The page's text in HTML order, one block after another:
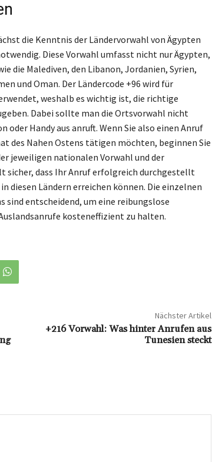
die Kenntnis der Ländervorwahl von Ägypten
Diese Vorwahl umfasst nicht nur Ägypten,
die Malediven, den Libanon, Jordanien, Syrien,
und Oman. Der Ländercode +96 wird für
weshalb es wichtig ist, die richtige
Dabei sollte man die Ortsvorwahl nicht
Handy aus anruft. Wenn Sie also einen Anruf
des Nahen Ostens tätigen möchten, beginnen Sie
jeweiligen nationalen Vorwahl und der
sicher, dass Ihr Anruf erfolgreich durchgestellt
diesen Ländern erreichen können. Die einzelnen
sind entscheidend, um eine reibungslose
kosteneffizient zu halten.
Nächster Artikel
+216 Vorwahl: Was hinter Anrufen aus
Tunesien steckt